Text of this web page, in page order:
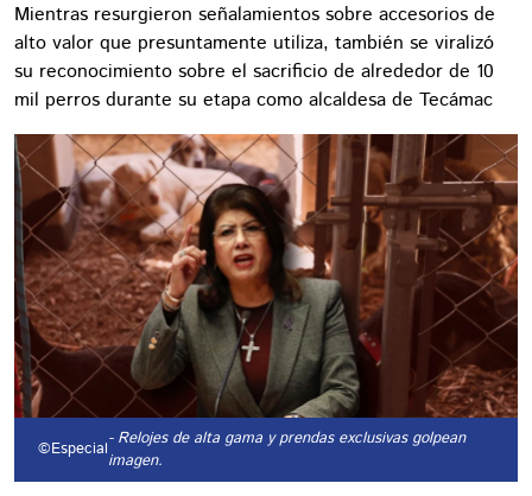
Mientras resurgieron señalamientos sobre accesorios de
alto valor que presuntamente utiliza, también se viralizó
su reconocimiento sobre el sacrificio de alrededor de 10
mil perros durante su etapa como alcaldesa de Tecámac
©Especial- Relojes de alta gama y prendas exclusivas golpean
imagen.